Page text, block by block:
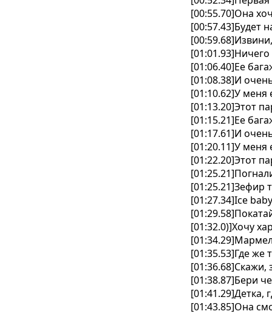
[00:55.70]Она
[00:57.43]Будет
[01:06.40]Ее
[01:08.38]И
[01:10.62]У меня
[01:13.20]Этот
[01:15.21]Ее
[01:17.61]И
[01:20.11]У меня
[01:22.20]Этот
[01:25.21]Зефир
[01:27.34]Ice
[01:32.0)]Хочу
[01:35.53]Где
[01:36.68]Скажи,
[01:38.87]Бери
[01:41.29]Детка,
[01:43.85]Она